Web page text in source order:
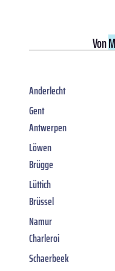
Von
Anderlecht
Gent
Antwerpen
Löwen
Brügge
Lüttich
Brüssel
Namur
Charleroi
Schaerbeek